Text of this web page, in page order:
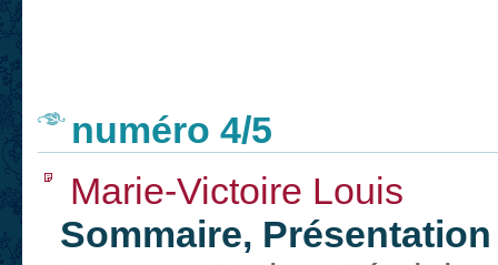
numéro 4/5
Marie-Victoire Louis
Sommaire,